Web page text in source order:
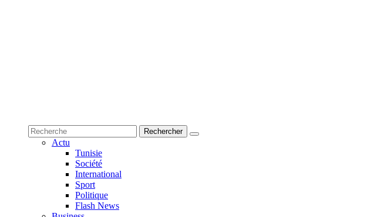
Actu
Tunisie
Société
International
Sport
Politique
Flash News